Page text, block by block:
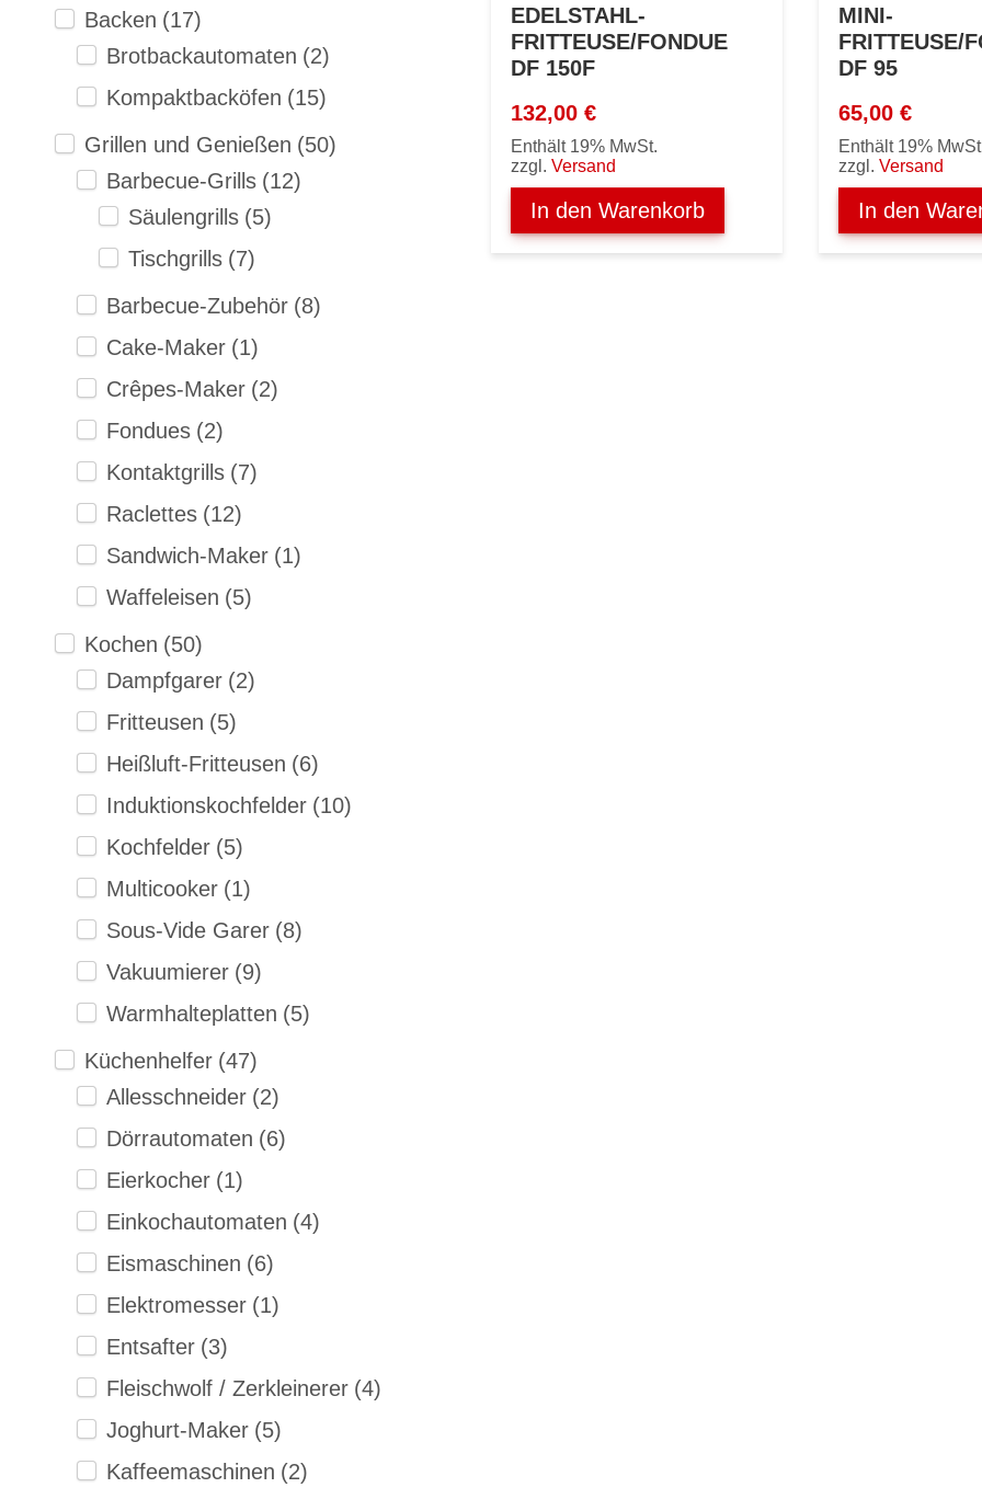
Backen (17)
Brotbackautomaten (2)
Kompaktbacköfen (15)
Grillen und Genießen (50)
Barbecue-Grills (12)
Säulengrills (5)
Tischgrills (7)
Barbecue-Zubehör (8)
Cake-Maker (1)
Crêpes-Maker (2)
Fondues (2)
Kontaktgrills (7)
Raclettes (12)
Sandwich-Maker (1)
Waffeleisen (5)
Kochen (50)
Dampfgarer (2)
Fritteusen (5)
Heißluft-Fritteusen (6)
Induktionskochfelder (10)
Kochfelder (5)
Multicooker (1)
Sous-Vide Garer (8)
Vakuumierer (9)
Warmhalteplatten (5)
Küchenhelfer (47)
Allesschneider (2)
Dörrautomaten (6)
Eierkocher (1)
Einkochautomaten (4)
Eismaschinen (6)
Elektromesser (1)
Entsafter (3)
Fleischwolf / Zerkleinerer (4)
Joghurt-Maker (5)
Kaffeemaschinen (2)
EDELSTAHL-
FRITTEUSE/FONDUE
DF 150F
132,00 €
Enthält 19% MwSt.
zzgl. Versand
In den Warenkorb
MINI-
FRITTEUSE/
DF 95
65,00 €
Enthält 19%
zzgl. Versand
In den